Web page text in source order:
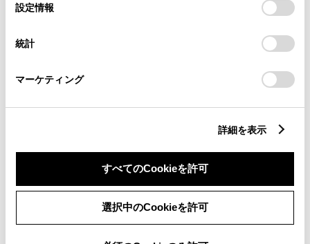
デバイスにすべてのCookie(クッキー)が保存されることに同
意したことになります。Cookie(クッキー)のオプトアウト、
設定の変更、同意を撤回したりするにあたっては、当社の
「Cookie（クッキー）情報の取り扱いについて
」をご覧くだ
設定情報
統計
マーケティング
詳細を表示
すべてのCookieを許可
選択中のCookieを許可
ア
バリアフリー/多目的駐車場
G-Station
ベビーシート（おむつ交換用